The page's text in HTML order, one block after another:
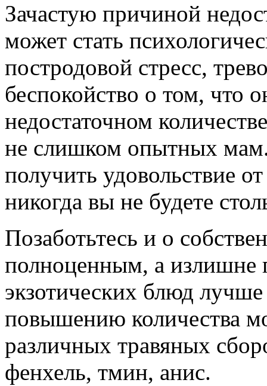
Зачастую причиной
может стать
постродовой стресс,
беспокойство о том, что
недостаточном
не слишком опытных мам.
получить удовольствие
никогда вы не будете
Позаботьтесь и о
полноценным, а
экзотических блюд лучше
повышению количества
различных травяных
фенхель, тмин, анис.